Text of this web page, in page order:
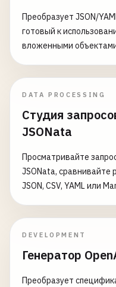
Преобразует JSON/
готовый к
вложенными
DATA PROCESSING
Студия
JSONata
Просматривайте
JSONata, сравнивайте
JSON, CSV, YAML или
DEVELOPMENT
Генератор
Преобразует